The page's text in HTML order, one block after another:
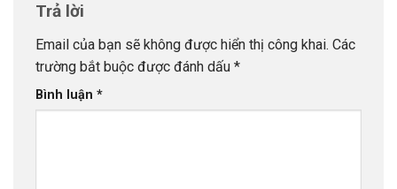
Trả lời
Email của bạn sẽ không được hiển thị công khai. Các
trường bắt buộc được đánh dấu *
Bình luận *